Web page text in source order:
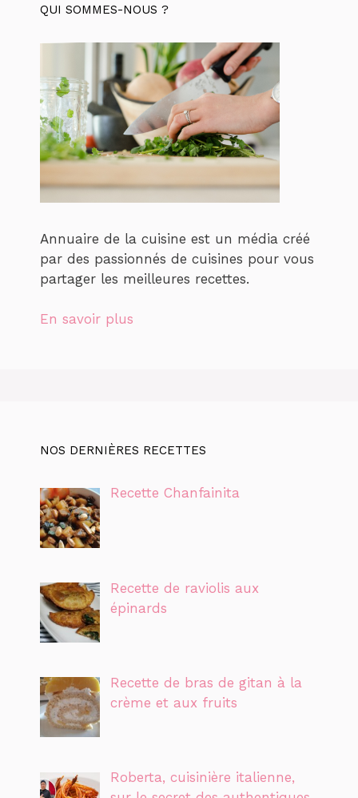
QUI SOMMES-NOUS ?
Annuaire de la cuisine est un média créé
par des passionnés de cuisines pour vous
partager les meilleures recettes.
En savoir plus
NOS DERNIÈRES RECETTES
Recette Chanfainita
Recette de raviolis aux
épinards
Recette de bras de gitan à la
crème et aux fruits
Roberta, cuisinière italienne,